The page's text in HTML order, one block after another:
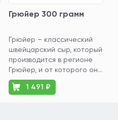
Грюйер 300 грамм
Грюйер – классический
швейцарский сыр, который
производится в регионе
Грюйер, и от которого он...
1 491 ₽